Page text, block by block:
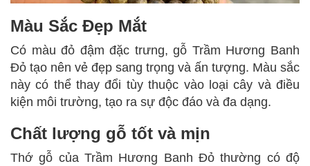
Màu Sắc Đẹp Mắt
Có màu đỏ đậm đặc trưng, gỗ Trầm Hương Banh
Đỏ tạo nên vẻ đẹp sang trọng và ấn tượng. Màu sắc
này có thể thay đổi tùy thuộc vào loại cây và điều
kiện môi trường, tạo ra sự độc đáo và đa dạng.
Chất lượng gỗ tốt và mịn
Thớ gỗ của Trầm Hương Banh Đỏ thường có độ